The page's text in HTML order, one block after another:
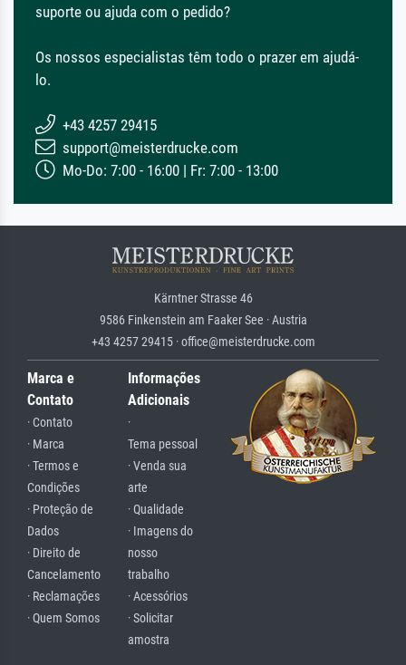
suporte ou ajuda com o pedido?
Os nossos especialistas têm todo o prazer em ajudá-
lo.
+43 4257 29415
support@meisterdrucke.com
Mo-Do: 7:00 - 16:00 | Fr: 7:00 - 13:00
Kärntner Strasse 46
9586 Finkenstein am Faaker See · Austria
+43 4257 29415 · office@meisterdrucke.com
Marca e
Contato
· Contato
· Marca
· Termos e
Condições
· Proteção de
Dados
· Direito de
Cancelamento
· Reclamações
· Quem Somos
Informações
Adicionais
·
Tema pessoal
· Venda sua
arte
· Qualidade
· Imagens do
nosso
trabalho
· Acessórios
· Solicitar
amostra